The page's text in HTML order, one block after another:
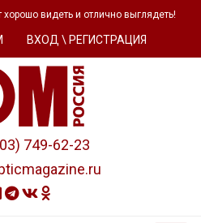
видеть и отлично выглядеть!
ВХОД \ РЕГИСТРАЦИЯ
749-62-23